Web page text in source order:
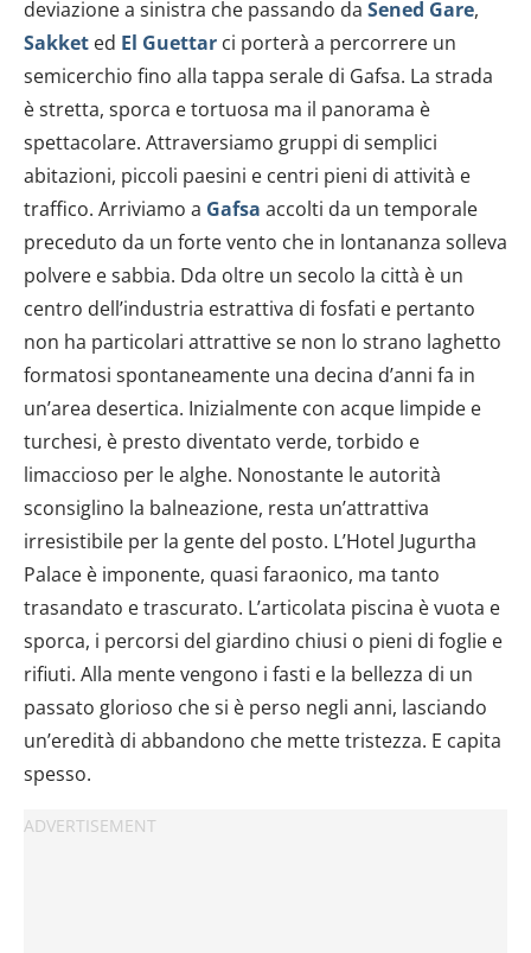
deviazione a sinistra che passando da Sened Gare,
Sakket ed El Guettar ci porterà a percorrere un
semicerchio fino alla tappa serale di Gafsa. La strada
è stretta, sporca e tortuosa ma il panorama è
spettacolare. Attraversiamo gruppi di semplici
abitazioni, piccoli paesini e centri pieni di attività e
traffico. Arriviamo a Gafsa accolti da un temporale
preceduto da un forte vento che in lontananza solleva
polvere e sabbia. Dda oltre un secolo la città è un
centro dell’industria estrattiva di fosfati e pertanto
non ha particolari attrattive se non lo strano laghetto
formatosi spontaneamente una decina d’anni fa in
un’area desertica. Inizialmente con acque limpide e
turchesi, è presto diventato verde, torbido e
limaccioso per le alghe. Nonostante le autorità
sconsiglino la balneazione, resta un’attrattiva
irresistibile per la gente del posto. L’Hotel Jugurtha
Palace è imponente, quasi faraonico, ma tanto
trasandato e trascurato. L’articolata piscina è vuota e
sporca, i percorsi del giardino chiusi o pieni di foglie e
rifiuti. Alla mente vengono i fasti e la bellezza di un
passato glorioso che si è perso negli anni, lasciando
un’eredità di abbandono che mette tristezza. E capita
spesso.